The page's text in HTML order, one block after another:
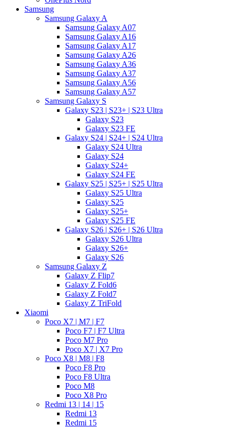
Samsung
Samsung Galaxy A
Samsung Galaxy A07
Samsung Galaxy A16
Samsung Galaxy A17
Samsung Galaxy A26
Samsung Galaxy A36
Samsung Galaxy A37
Samsung Galaxy A56
Samsung Galaxy A57
Samsung Galaxy S
Galaxy S23 | S23+ | S23 Ultra
Galaxy S23
Galaxy S23 FE
Galaxy S24 | S24+ | S24 Ultra
Galaxy S24 Ultra
Galaxy S24
Galaxy S24+
Galaxy S24 FE
Galaxy S25 | S25+ | S25 Ultra
Galaxy S25 Ultra
Galaxy S25
Galaxy S25+
Galaxy S25 FE
Galaxy S26 | S26+ | S26 Ultra
Galaxy S26 Ultra
Galaxy S26+
Galaxy S26
Samsung Galaxy Z
Galaxy Z Flip7
Galaxy Z Fold6
Galaxy Z Fold7
Galaxy Z TriFold
Xiaomi
Poco X7 | M7 | F7
Poco F7 | F7 Ultra
Poco M7 Pro
Poco X7 | X7 Pro
Poco X8 | M8 | F8
Poco F8 Pro
Poco F8 Ultra
Poco M8
Poco X8 Pro
Redmi 13 | 14 | 15
Redmi 13
Redmi 15